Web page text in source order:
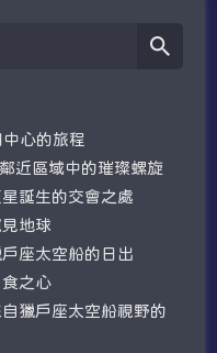
心的旅程
近區域中的璀璨螺旋
誕生的交會之處
地球
座太空船的日出
之心
獵戶座太空船視野的